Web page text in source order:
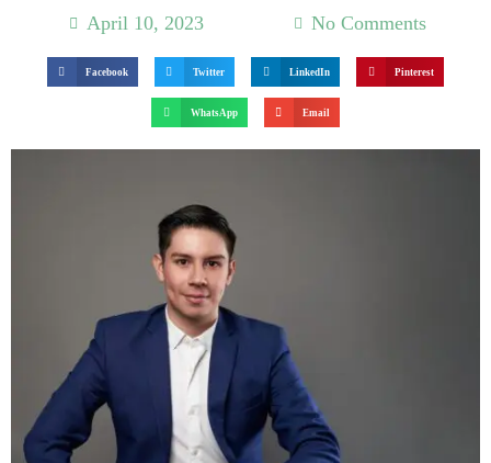
April 10, 2023 No Comments
Facebook Twitter LinkedIn Pinterest
WhatsApp Email